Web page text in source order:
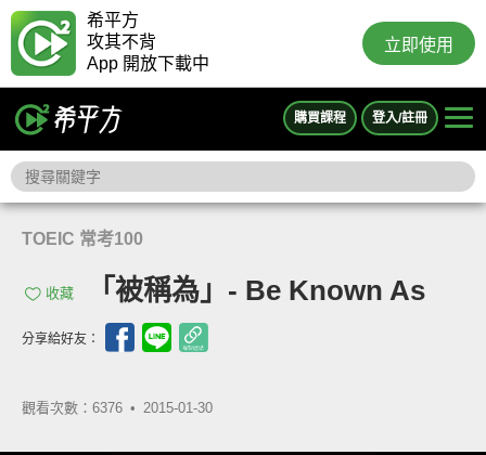
希平方
攻其不背
App 開放下載中
立即使用
購買課程 登入/註冊
TOEIC 常考100
收藏 「被稱為」- Be Known As
分享給好友：
觀看次數：6376 • 2015-01-30